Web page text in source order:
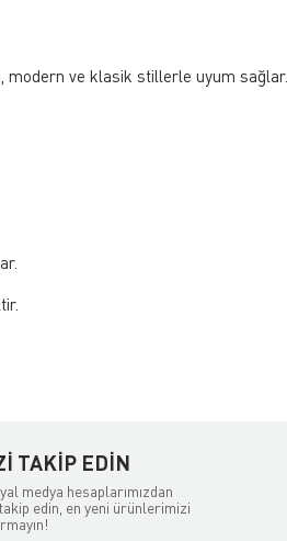
modern ve klasik stillerle uyum sağlar.
TAKIP EDIN
medya hesaplarımızdan
edin, en yeni ürünlerimizi